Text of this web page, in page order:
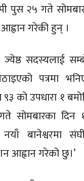
पुस २५ गते
गरेकी हुन् ।
ज्येष्ठ सदस्यलाई
पत्रमा
९३ को उपधारा १
दिन १
बानेश्वरमा
आह्वान गरेको छु।’